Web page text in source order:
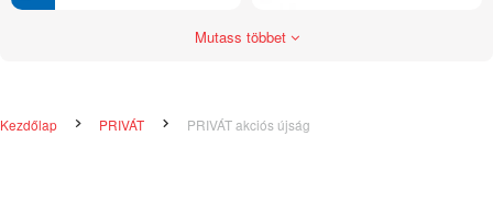
Mutass többet
Kezdőlap PRIVÁT PRIVÁT akciós újság